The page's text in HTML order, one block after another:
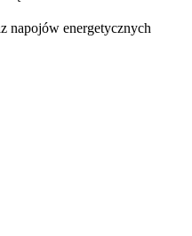
napojów energetycznych